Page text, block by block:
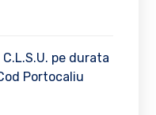
pe durata
Portocaliu